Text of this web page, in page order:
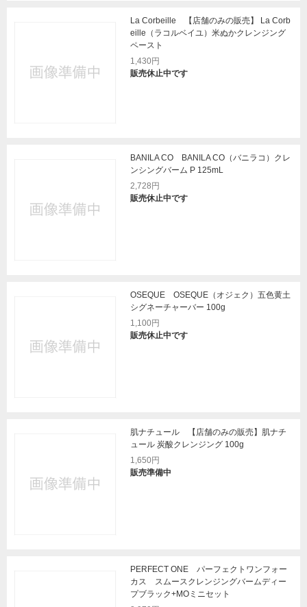
La Corbeille 【店舗のみの販売】 La Corb
eille（ラコルベイユ）米ぬかクレンジング
ペースト
1,430円
販売休止中です
BANILA CO BANILA CO（バニラコ）クレ
ンシングバーム P 125mL
2,728円
販売休止中です
OSEQUE OSEQUE（オジェク）五色黄土
シグネーチャーバー 100g
1,100円
販売休止中です
肌ナチュール 【店舗のみの販売】肌ナチ
ュール 炭酸クレンジング 100g
1,650円
販売準備中
PERFECT ONE パーフェクトワンフォー
カス スムースクレンジングバームディー
プブラック+MOミニセット